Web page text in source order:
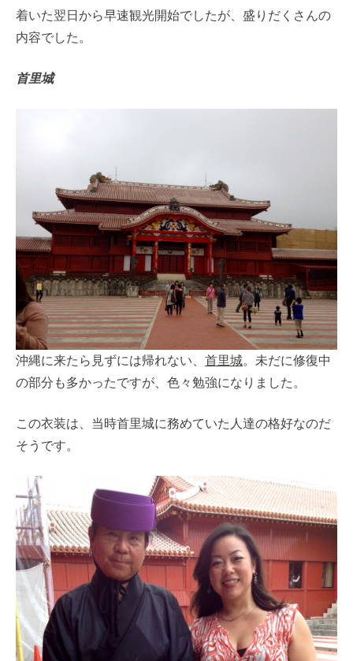
着いた翌日から早速観光開始でしたが、盛りだくさんの
内容でした。
首里城
沖縄に来たら見ずには帰れない、 首里城。未だに修復中
の部分も多かったですが、色々勉強になりました。
この衣装は、当時首里城に務めていた人達の格好なのだ
そうです。